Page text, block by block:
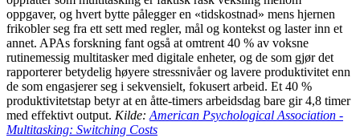
oppgaver, og hvert bytte pålegger en «tidskostnad» mens hjernen
frikobler seg fra ett sett med regler, mål og kontekst og laster inn et
annet. APAs forskning fant også at omtrent 40 % av voksne
rutinemessig multitasker med digitale enheter, og de som gjør det
rapporterer betydelig høyere stressnivåer og lavere produktivitet enn
de som engasjerer seg i sekvensielt, fokusert arbeid. Et 40 %
produktivitetstap betyr at en åtte-timers arbeidsdag bare gir 4,8 timer
med effektivt output. Kilde: American Psychological Association -
Multitasking: Switching Costs